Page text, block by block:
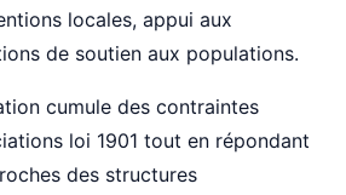
locales, appui aux
de soutien aux populations.
cumule des contraintes
loi 1901 tout en répondant
des structures